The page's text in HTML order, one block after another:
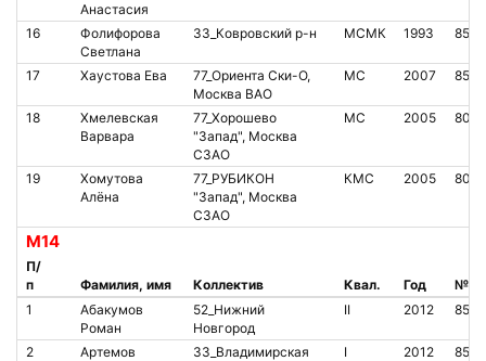
Анастасия
16
Фолифорова
Светлана
33_Ковровский р-н МСМК 1993
17 Хаустова Ева
77_Ориента Ски-О,
Москва ВАО
МС 2007
18
Хмелевская
Варвара
77_Хорошево
"Запад", Москва
СЗАО
МС 2005
19
Хомутова
Алёна
77_РУБИКОН
"Запад", Москва
СЗАО
КМС 2005
М14
П/
п
Фамилия, имя Коллектив Квал. Год
№
1
Абакумов
Роман
52_Нижний
Новгород
II 2012
2
Артемов
33_Владимирская
I 2012